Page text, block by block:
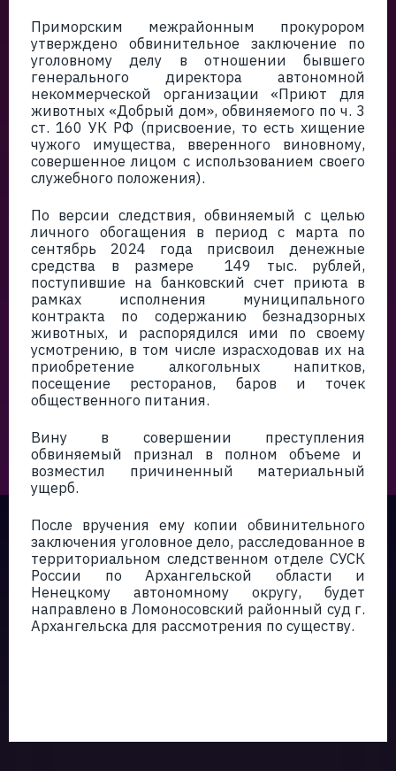
Приморским межрайонным прокурором
утверждено обвинительное заключение по
уголовному делу в отношении бывшего
генерального директора автономной
некоммерческой организации «Приют для
животных «Добрый дом», обвиняемого по ч. 3
ст. 160 УК РФ (присвоение, то есть хищение
чужого имущества, вверенного виновному,
совершенное лицом с использованием своего
служебного положения).
По версии следствия, обвиняемый с целью
личного обогащения в период с марта по
сентябрь 2024 года присвоил денежные
средства в размере 149 тыс. рублей,
поступившие на банковский счет приюта в
рамках исполнения муниципального
контракта по содержанию безнадзорных
животных, и распорядился ими по своему
усмотрению, в том числе израсходовав их на
приобретение алкогольных напитков,
посещение ресторанов, баров и точек
общественного питания.
Вину в совершении преступления
обвиняемый признал в полном объеме и
возместил причиненный материальный
ущерб.
После вручения ему копии обвинительного
заключения уголовное дело, расследованное в
территориальном следственном отделе СУСК
России по Архангельской области и
Ненецкому автономному округу, будет
направлено в Ломоносовский районный суд г.
Архангельска для рассмотрения по существу.